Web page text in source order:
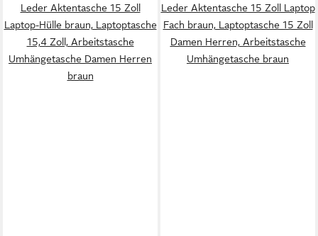
Leder Aktentasche 15 Zoll
Laptop-Hülle braun, Laptoptasche
15,4 Zoll, Arbeitstasche
Umhängetasche Damen Herren
braun
Leder Aktentasche 15 Zoll Laptop
Fach braun, Laptoptasche 15 Zoll
Damen Herren, Arbeitstasche
Umhängetasche braun